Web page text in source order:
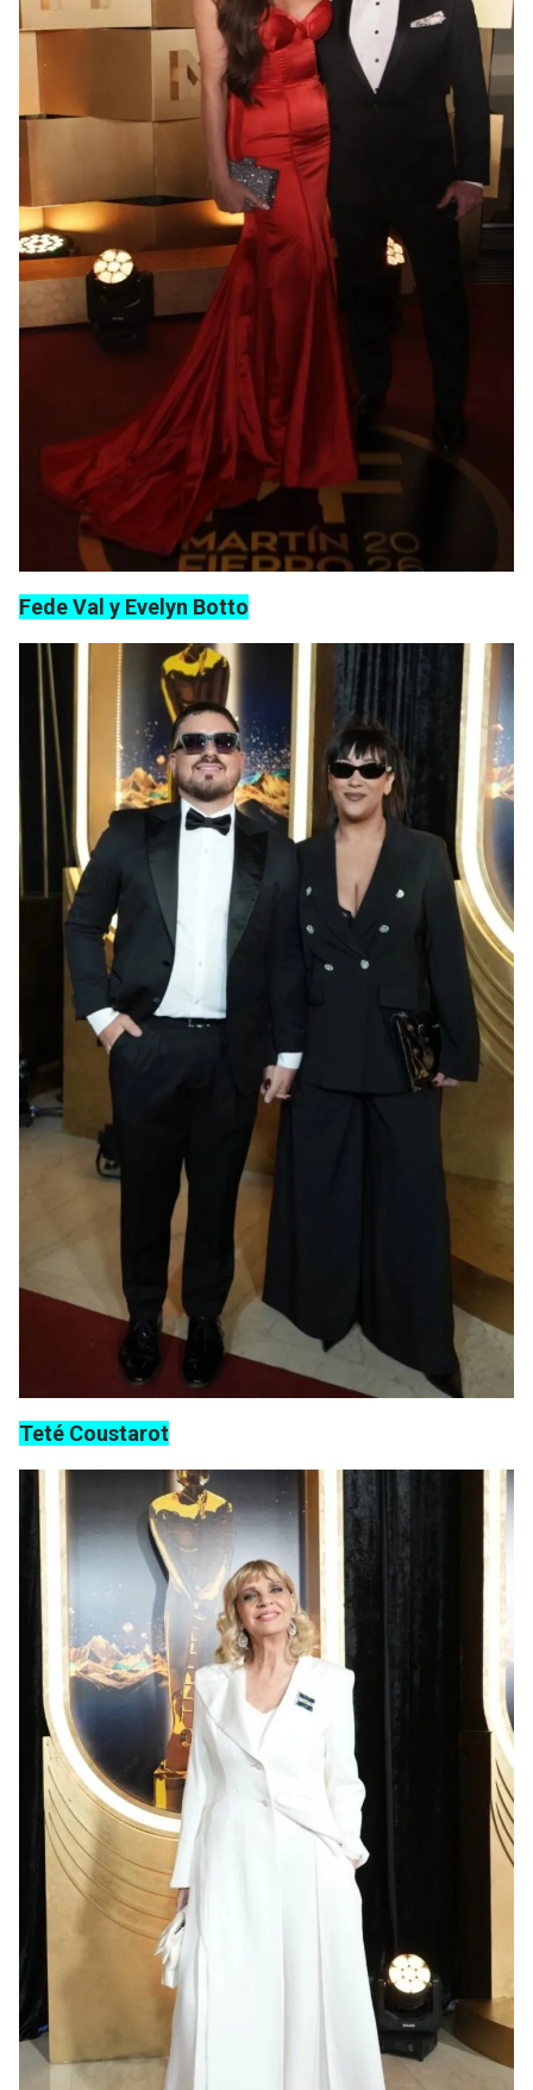
Fede Val y Evelyn Botto
Teté Coustarot